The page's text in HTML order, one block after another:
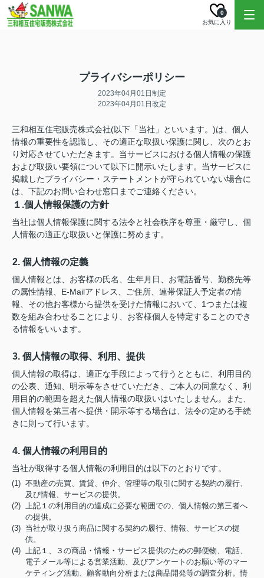
お気に入り
0
プライバシーポリシー
2023年04月01日制定
2023年04月01日改定
三和相互住宅販売株式会社(以下「当社」といいます。)は、個人
情報の重要性を認識し、その適正な取扱い保護に関し、次のとお
り対応させていただきます。当サービスにおける個人情報の保護
および取扱い要領について以下に開示いたします。当サービスに
掲載したプライバシー・ステートメントが守られていない場合に
は、下記のお問い合わせ窓口までご連絡ください。
１.個人情報保護の方針
当社は個人情報保護に関する法令と社会秩序を尊重・厳守し、個
人情報の適正な取扱いと保護に努めます。
2. 個人情報の定義
個人情報とは、お客様の氏名、生年月日、お電話番号、勤務先等
の属性情報、E-Mailアドレス、ご住所、連帯保証人予定者の情
報、その他お客様から提供を受けた情報において、1つまたは複
数を組み合わせることにより、お客様個人を特定することのでき
る情報をいいます。
3. 個人情報の取得、利用、提供
個人情報の取得は、適正な手段によって行うとともに、利用目的
の公表、通知、明示等をさせていただき、ご本人の同意なく、利
用目的の範囲を超えた個人情報の取扱いはいたしません。また、
個人情報を第三者へ提供・開示等する場合は、法令の定める手続
きに則って行います。
4. 個人情報の利用目的
当社が取得する個人情報の利用目的は以下のとおりです。
(1) 不動産の売買、賃貸、仲介、管理等の取引に関する契約の履行、
及び情報、サービスの提供。
(2) 上記１の利用目的の達成に必要な範囲での、個人情報の第三者へ
の提供。
(3) 当社が取り扱う商品に関する契約の履行、情報、サービスの提
供。
(4) 上記１、３の商品・情報・サービス提供のための郵便物、電話、
電子メール等による営業活動、及びアンケートのお願い等のマー
ケティング活動、顧客動向分析または商品開発等の調査分析。情